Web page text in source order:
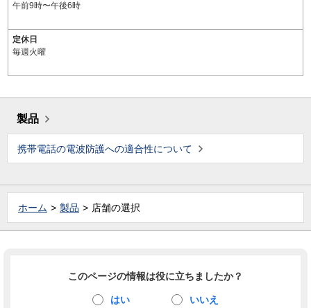
午前9時〜午後6時
定休日
毎週火曜
製品
携帯電話の電波防護への適合性について
ホーム 製品 店舗の選択
このページの情報は役に立ちましたか？
はい いいえ